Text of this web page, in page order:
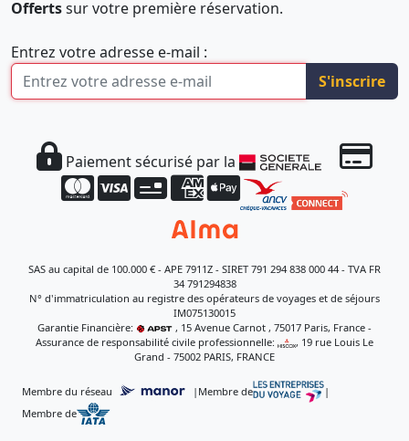
Offertssur votre première réservation.
Entrez votre adresse e-mail :
S'inscrire
Paiement sécurisé par la
SAS au capital de 100.000 € - APE 7911Z - SIRET 791 294 838 000 44 - TVA FR
34 791294838
N° d'immatriculation au registre des opérateurs de voyages et de séjours
IM075130015
Garantie Financière:
, 15 Avenue Carnot , 75017 Paris, France -
Assurance de responsabilité civile professionnelle:
, 19 rue Louis Le
Grand - 75002 PARIS, FRANCE
Membre du réseau | Membre de
|
Membre de